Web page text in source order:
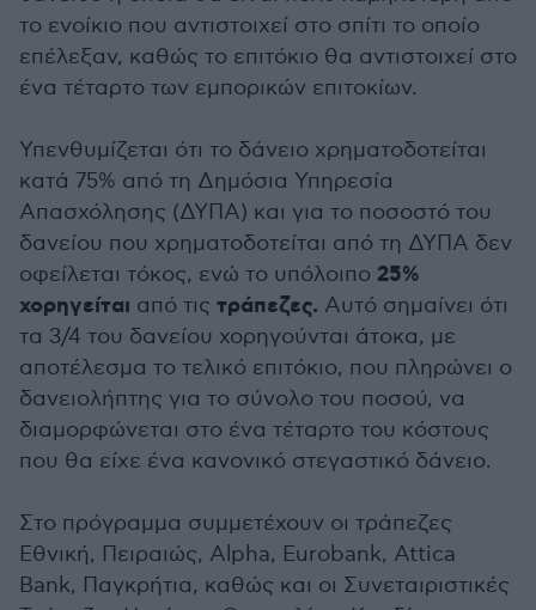
το ενοίκιο που αντιστοιχεί στο σπίτι το οποίο
επέλεξαν, καθώς το επιτόκιο θα αντιστοιχεί στο
ένα τέταρτο των εμπορικών επιτοκίων.
Υπενθυμίζεται ότι το δάνειο χρηματοδοτείται
κατά 75% από τη Δημόσια Υπηρεσία
Απασχόλησης (ΔΥΠΑ) και για το ποσοστό του
δανείου που χρηματοδοτείται από τη ΔΥΠΑ δεν
οφείλεται τόκος, ενώ το υπόλοιπο 25%
χορηγείται από τις τράπεζες. Αυτό σημαίνει ότι
τα 3/4 του δανείου χορηγούνται άτοκα, με
αποτέλεσμα το τελικό επιτόκιο, που πληρώνει ο
δανειολήπτης για το σύνολο του ποσού, να
διαμορφώνεται στο ένα τέταρτο του κόστους
που θα είχε ένα κανονικό στεγαστικό δάνειο.
Στο πρόγραμμα συμμετέχουν οι τράπεζες
Εθνική, Πειραιώς, Alpha, Eurobank, Attica
Bank, Παγκρήτια, καθώς και οι Συνεταιριστικές